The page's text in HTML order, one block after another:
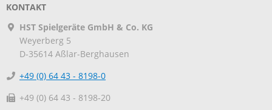
KONTAKT
HST Spielgeräte GmbH & Co. KG
Weyerberg 5
D-35614 Aßlar-Berghausen
+49 (0) 64 43 - 8198-0
+49 (0) 64 43 - 8198-20